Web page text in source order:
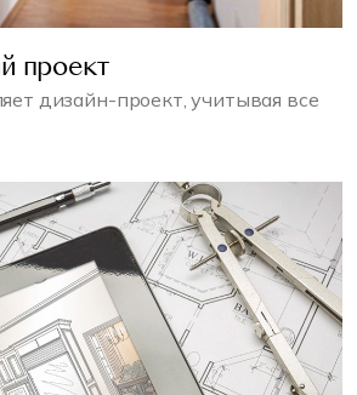
проект
дизайн-проект, учитывая все